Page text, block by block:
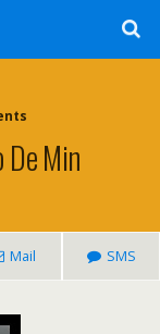
Min
Mail SMS